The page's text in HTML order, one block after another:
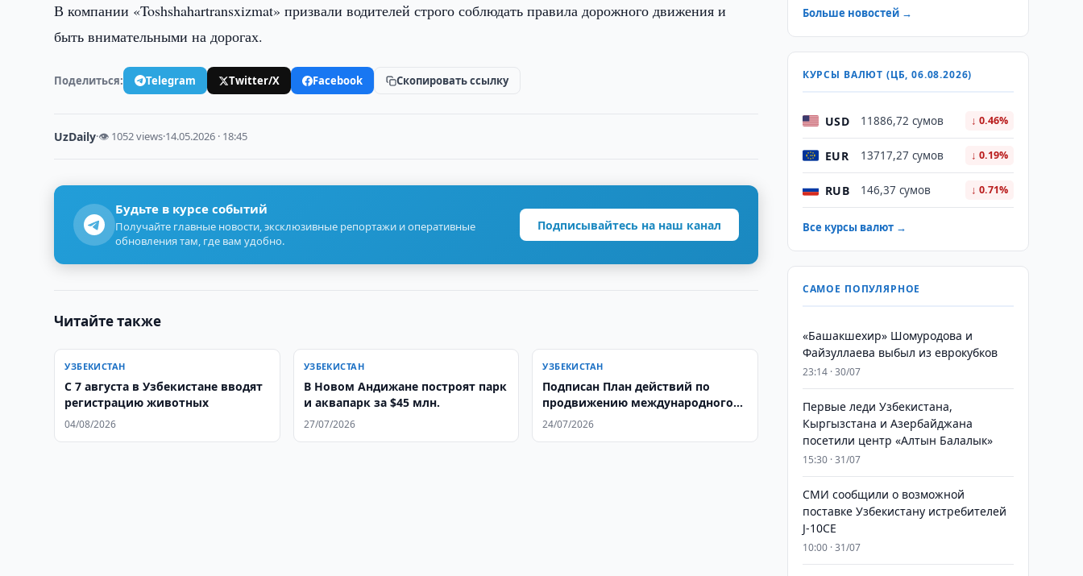
В компании «Toshshahartransxizmat» призвали водителей строго соблюдать правила дорожного движения и
быть внимательными на дорогах.
Поделиться: Telegram Twitter/X Facebook Скопировать ссылку
UzDaily·👁 1052 views·14.05.2026 · 18:45
Будьте в курсе событий
Получайте главные новости, эксклюзивные репортажи и оперативные
обновления там, где вам удобно.
Подписывайтесь на наш канал
Читайте также
УЗБЕКИСТАН
С 7 августа в Узбекистане вводят
регистрацию животных
04/08/2026
УЗБЕКИСТАН
В Новом Андижане построят парк
и аквапарк за $45 млн.
27/07/2026
УЗБЕКИСТАН
Подписан План действий по
продвижению международного
гуманитарного права на 2026–
24/07/2026
Больше новостей →
КУРСЫ ВАЛЮТ (ЦБ, 06.08.2026)
USD 11886,72 сумов ↓ 0.46%
EUR 13717,27 сумов ↓ 0.19%
RUB 146,37 сумов ↓ 0.71%
Все курсы валют →
САМОЕ ПОПУЛЯРНОЕ
«Башакшехир» Шомуродова и
Файзуллаева выбыл из еврокубков
23:14 · 30/07
Первые леди Узбекистана,
Кыргызстана и Азербайджана
посетили центр «Алтын Балалык»
15:30 · 31/07
СМИ сообщили о возможной
поставке Узбекистану истребителей
J-10CE
10:00 · 31/07